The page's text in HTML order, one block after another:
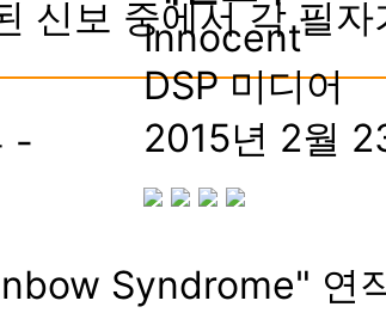
신보 중에서 각 필
Innocent
DSP 미디어
2015년 2월
Syndrome" 연